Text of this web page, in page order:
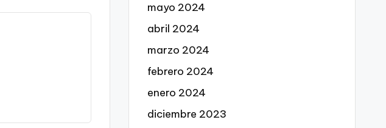
mayo 2024
abril 2024
marzo 2024
febrero 2024
enero 2024
diciembre 2023